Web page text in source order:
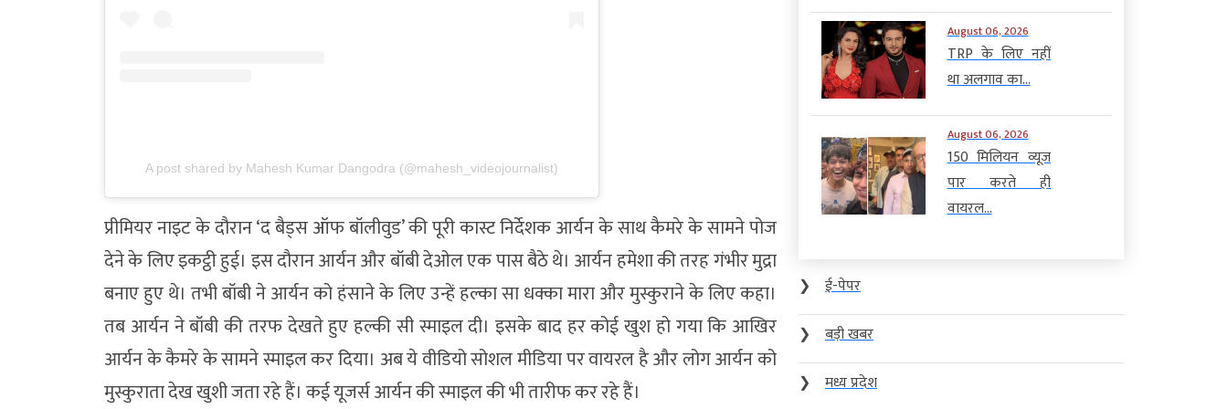
A post shared by Mahesh Kumar Dangodra (@mahesh_videojournalist)
प्रीमियर नाइट के दौरान ‘द बैड्स ऑफ बॉलीवुड’ की पूरी कास्ट निर्देशक आर्यन के साथ कैमरे के सामने पोज
देने के लिए इकट्ठी हुई। इस दौरान आर्यन और बॉबी देओल एक पास बैठे थे। आर्यन हमेशा की तरह गंभीर मुद्रा
बनाए हुए थे। तभी बॉबी ने आर्यन को हंसाने के लिए उन्हें हल्का सा धक्का मारा और मुस्कुराने के लिए कहा।
तब आर्यन ने बॉबी की तरफ देखते हुए हल्की सी स्माइल दी। इसके बाद हर कोई खुश हो गया कि आखिर
आर्यन के कैमरे के सामने स्माइल कर दिया। अब ये वीडियो सोशल मीडिया पर वायरल है और लोग आर्यन को
मुस्कुराता देख खुशी जता रहे हैं। कई यूजर्स आर्यन की स्माइल की भी तारीफ कर रहे हैं।
August 06, 2026
TRP के लिए नहीं
था अलगाव का...
August 06, 2026
150 मिलियन व्यूज
पार करते ही
वायरल...
❯
ई-पेपर
❯
बड़ी खबर
❯
मध्य प्रदेश